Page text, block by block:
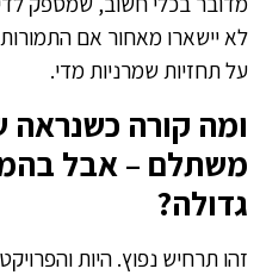
לא יישארו מאחור אם
על תחזיות שמרניות מדי.
ומה קורה כשנראה
משתלם – אבל
גדולה?
זהו תרחיש נפוץ. היות